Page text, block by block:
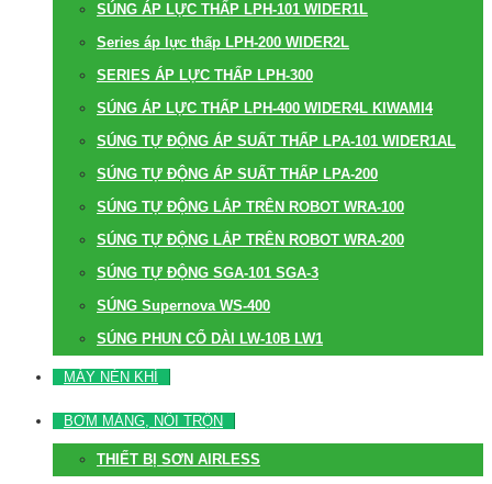
SÚNG ÁP LỰC THẤP LPH-101 WIDER1L
Series áp lực thấp LPH-200 WIDER2L
SERIES ÁP LỰC THẤP LPH-300
SÚNG ÁP LỰC THẤP LPH-400 WIDER4L KIWAMI4
SÚNG TỰ ĐỘNG ÁP SUẤT THẤP LPA-101 WIDER1AL
SÚNG TỰ ĐỘNG ÁP SUẤT THẤP LPA-200
SÚNG TỰ ĐỘNG LẮP TRÊN ROBOT WRA-100
SÚNG TỰ ĐỘNG LẮP TRÊN ROBOT WRA-200
SÚNG TỰ ĐỘNG SGA-101 SGA-3
SÚNG Supernova WS-400
SÚNG PHUN CỔ DÀI LW-10B LW1
MÁY NÉN KHÍ
BƠM MÀNG, NỒI TRỘN
THIẾT BỊ SƠN AIRLESS